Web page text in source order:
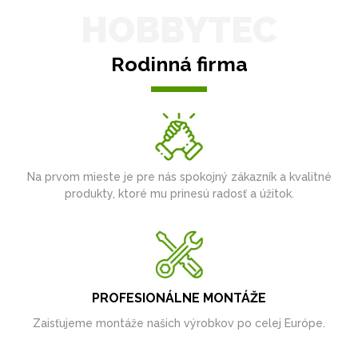
Rodinná firma
Na prvom mieste je pre nás spokojný zákazník a kvalitné
produkty, ktoré mu prinesú radosť a úžitok.
PROFESIONÁLNE MONTÁŽE
Zaisťujeme montáže našich výrobkov po celej Európe.